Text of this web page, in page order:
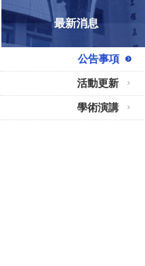
最新消息
公告事項
活動更新
學術演講